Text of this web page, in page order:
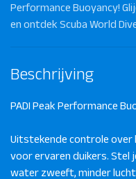
Performance Buoyancy!
en ontdek Scuba World
Beschrijving
PADI Peak Performance
Uitstekende controle over
voor ervaren duikers. Stel
water zweeft, minder